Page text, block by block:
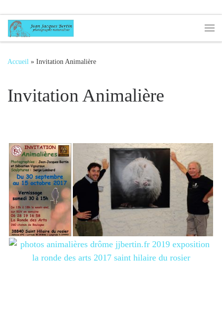
Passer au contenu
Accueil » Invitation Animalière
Invitation Animalière